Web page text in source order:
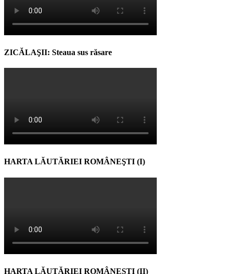
ZICĂLAŞII: Steaua sus răsare
HARTA LĂUTĂRIEI ROMÂNEŞTI (I)
HARTA LĂUTĂRIEI ROMÂNEŞTI (II)